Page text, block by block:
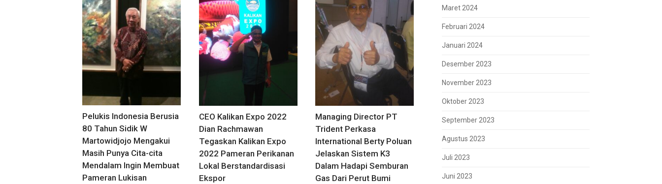
Pelukis Indonesia Berusia
80 Tahun Sidik W
Martowidjojo Mengakui
Masih Punya Cita-cita
Mendalam Ingin Membuat
Pameran Lukisan
CEO Kalikan Expo 2022
Dian Rachmawan
Tegaskan Kalikan Expo
2022 Pameran Perikanan
Lokal Berstandardisasi
Ekspor
Managing Director PT
Trident Perkasa
International Berty Poluan
Jelaskan Sistem K3
Dalam Hadapi Semburan
Gas Dari Perut Bumi
Maret 2024
Februari 2024
Januari 2024
Desember 2023
November 2023
Oktober 2023
September 2023
Agustus 2023
Juli 2023
Juni 2023